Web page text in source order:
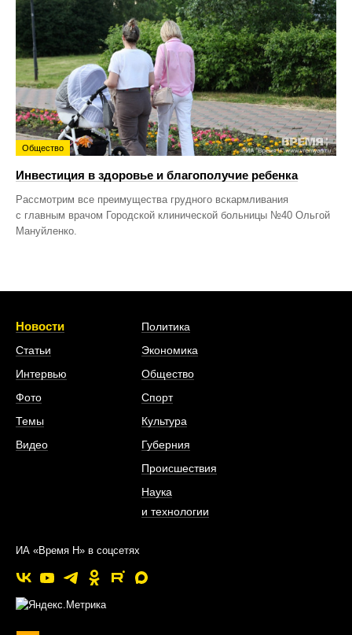
Общество
Инвестиция в здоровье и благополучие ребенка
Рассмотрим все преимущества грудного вскармливания
с главным врачом Городской клинической больницы №40 Ольгой
Мануйленко.
Новости
Статьи
Интервью
Фото
Темы
Видео
Политика
Экономика
Общество
Спорт
Культура
Губерния
Происшествия
Наука
и технологии
ИА «Время Н» в соцсетях